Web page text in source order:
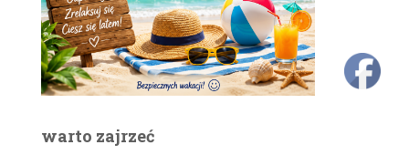
warto zajrzeć